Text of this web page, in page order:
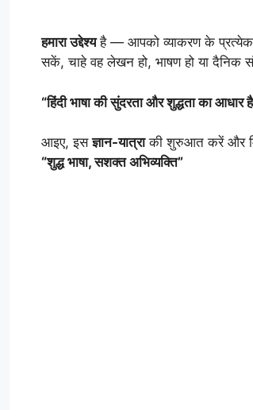
हमारा उद्देश्यहै — आपको व्याकरण के प्रत्येक
सकें, चाहे वह लेखन हो, भाषण हो या दैनिक
“हिंदी भाषा की सुंदरता और शुद्धता का
आइए, इसज्ञान-यात्राकी शुरुआत करें और
“शुद्ध भाषा, सशक्त अभिव्यक्ति”